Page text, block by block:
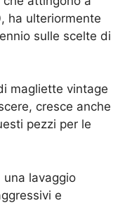
ha ulteriormente
sulle scelte di
magliette vintage
cresce anche
pezzi per le
una lavaggio
e